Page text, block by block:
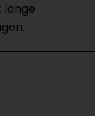
lange